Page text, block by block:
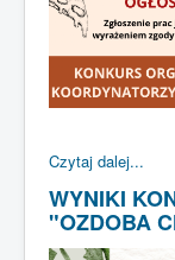
Czytaj dalej...
WYNIKI
"OZDOBA